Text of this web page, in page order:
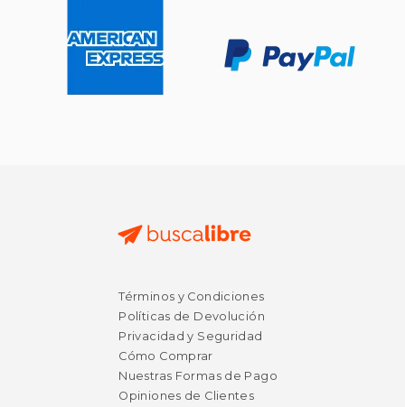
Términos y Condiciones
Políticas de Devolución
Privacidad y Seguridad
Cómo Comprar
Nuestras Formas de Pago
Opiniones de Clientes